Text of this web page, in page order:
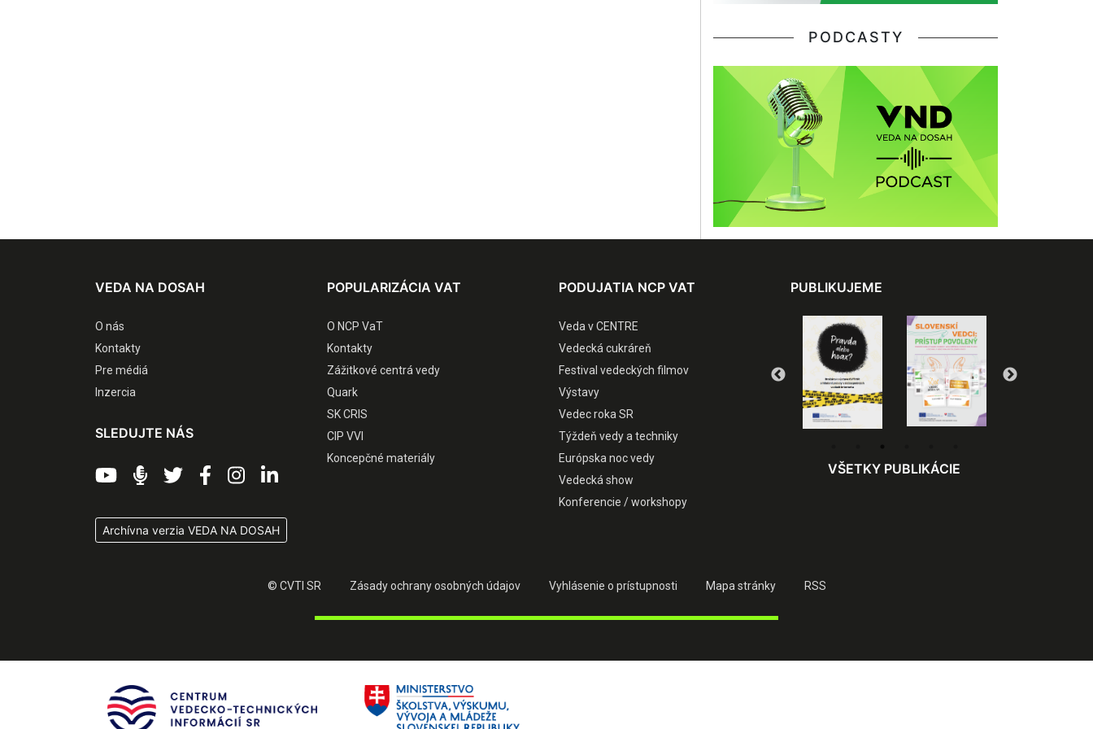
PODCASTY
VEDA NA DOSAH
O nás
Kontakty
Pre médiá
Inzercia
SLEDUJTE NÁS
Archívna verzia VEDA NA DOSAH
POPULARIZÁCIA VAT
O NCP VaT
Kontakty
Zážitkové centrá vedy
Quark
SK CRIS
CIP VVI
Koncepčné materiály
PODUJATIA NCP VAT
Veda v CENTRE
Vedecká cukráreň
Festival vedeckých filmov
Výstavy
Vedec roka SR
Týždeň vedy a techniky
Európska noc vedy
Vedecká show
Konferencie / workshopy
PUBLIKUJEME
VŠETKY PUBLIKÁCIE
© CVTI SR Zásady ochrany osobných údajov Vyhlásenie o prístupnosti Mapa stránky RSS